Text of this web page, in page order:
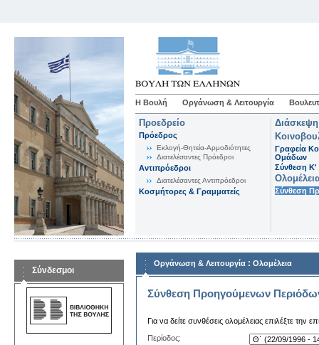
Η Βουλή Οργάνωση & Λειτουργία
Προεδρείο
Πρόεδρος
Εκλογή-Θητεία-Αρμοδιότητες
Διατελέσαντες Πρόεδροι
Αντιπρόεδροι
Διατελέσαντες Αντιπρόεδροι
Κοσμήτορες & Γραμματείς
Γραφεία
Ομάδων
Σύνθεση K'
Σύνθεση
Σύνδεσμοι
Οργάνωση & Λειτουργία : Ολομέλεια
Σύνθεση Προηγούμενων
Για να δείτε συνθέσεις ολομέλειας επιλέξτε την
Περίοδος: